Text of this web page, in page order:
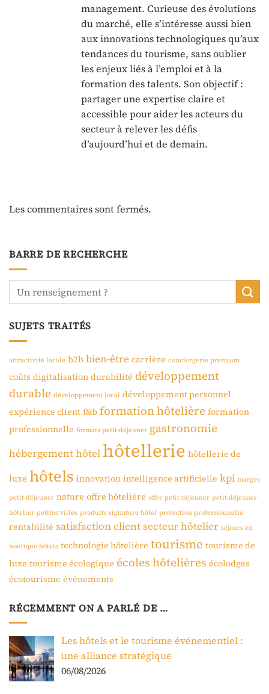
management. Curieuse des évolutions
du marché, elle s’intéresse aussi bien
aux innovations technologiques qu’aux
tendances du tourisme, sans oublier
les enjeux liés à l’emploi et à la
formation des talents. Son objectif :
partager une expertise claire et
accessible pour aider les acteurs du
secteur à relever les défis
d’aujourd’hui et de demain.
Les commentaires sont fermés.
BARRE DE RECHERCHE
SUJETS TRAITÉS
attractivité locale b2b bien-être carrière conciergerie premium
coûts digitalisation durabilité développement
durable développement local développement personnel
expérience client f&b formation hôtelière formation
professionnelle formats petit-déjeuner gastronomie
hébergementhôtel hôtellerie hôtellerie de
luxe hôtels innovation intelligence artificielle kpi marges
petit-déjeuner nature offre hôtelière offre petit-déjeuner petit-déjeuner
hôtelier petites villes produits signature hôtel protection professionnelle
rentabilité satisfaction clientsecteur hôtelier séjours en
boutique-hôtels technologie hôtelière tourisme tourisme de
luxe tourisme écologique écoles hôtelières écolodges
écotourisme événements
RÉCEMMENT ON A PARLÉ DE …
Les hôtels et le tourisme événementiel :
une alliance stratégique
06/08/2026